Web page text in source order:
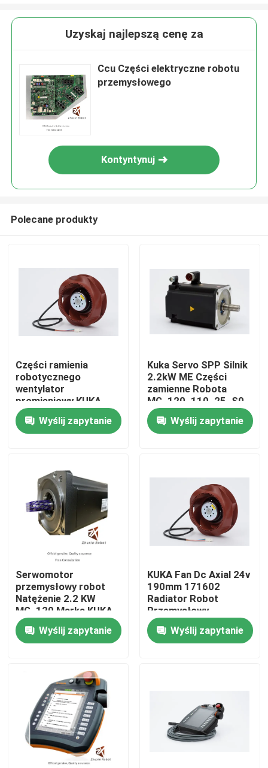
Do domu
Filmy
Pokaz VR
O nas
Wycieczka po fabryce
Skontaktuj się z nami
Aktualności
Sprawy
Uzyskaj najlepszą cenę za
Ccu Części elektryczne robotu
przemysłowego
Kontyntynuj
Polecane produkty
Części ramienia
robotycznego
wentylator
promieniowy KUKA
24V + kabel długi dla
chłodnicy KRC4
Wyślij zapytanie
Kuka Servo SPP Silnik
2.2kW ME Części
zamienne Robota
MG_120_110_25_S0
Wyślij zapytanie
Serwomotor
przemysłowy robot
Natężenie 2.2 KW
MG_120 Marka KUKA
Wyślij zapytanie
KUKA Fan Dc Axial 24v
190mm 171602
Radiator Robot
Przemysłowy
Wyślij zapytanie